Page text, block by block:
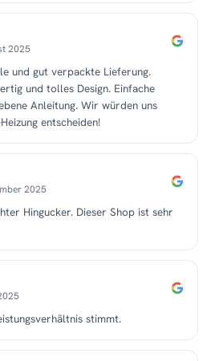
2025
und gut verpackte Lieferung.
und tolles Design. Einfache
Anleitung. Wir würden uns
entscheiden!
2025
Hingucker. Dieser Shop ist sehr
stimmt.